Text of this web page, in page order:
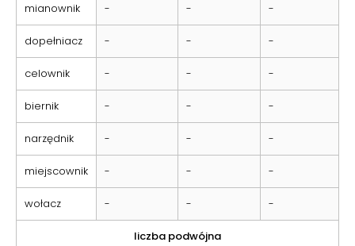
mianownik - - -
dopełniacz - - -
celownik - - -
biernik - - -
narzędnik - - -
miejscownik - - -
wołacz - - -
liczba podwójna